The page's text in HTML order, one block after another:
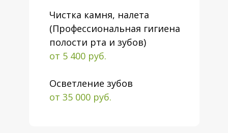
Чистка камня, налета
(Профессиональная гигиена
полости рта и зубов)
от 5 400 руб.
Осветление зубов
от 35 000 руб.